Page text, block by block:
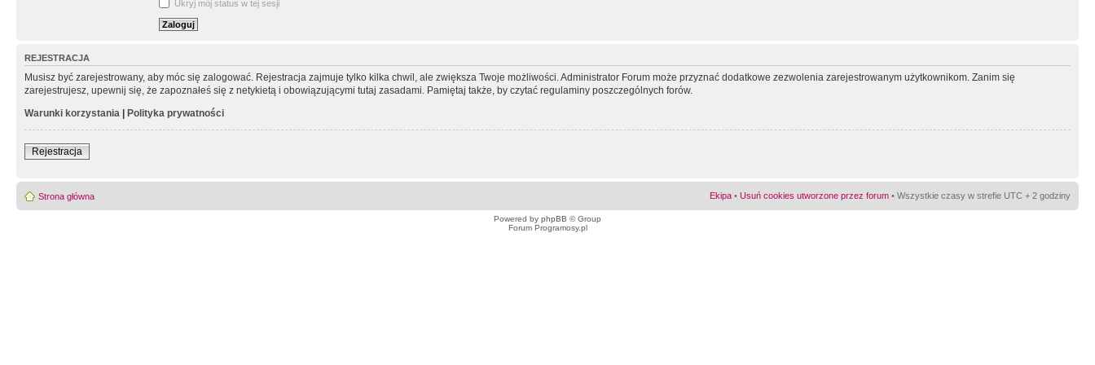
Ukryj mój status w tej sesji
REJESTRACJA
Musisz być zarejestrowany, aby móc się zalogować. Rejestracja zajmuje tylko kilka chwil, ale zwiększa Twoje możliwości. Administrator Forum może przyznać dodatkowe zezwolenia zarejestrowanym użytkownikom. Zanim się
zarejestrujesz, upewnij się, że zapoznałeś się z netykietą i obowiązującymi tutaj zasadami. Pamiętaj także, by czytać regulaminy poszczególnych forów.
Warunki korzystania | Polityka prywatności
Rejestracja
Strona główna Ekipa • Usuń cookies utworzone przez forum • Wszystkie czasy w strefie UTC + 2 godziny
Powered by phpBB © Group
Forum Programosy.pl